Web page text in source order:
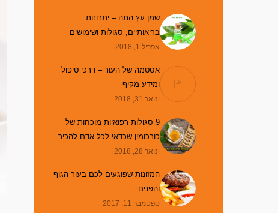
שמן עץ התה – יתרונות
בריאותיים, סגולות ושימושים
אפריל 1, 2018
אסטמה של העור – דרכי טיפול
ומידע מקיף
ינואר 31, 2018
9 סגולות רפואיות מוכחות של
כורכומין שכדאי לכל אדם להכיר
ינואר 28, 2018
המזונות שפוגעים לכם בעור הגוף
והפנים
ספטמבר 11, 2017